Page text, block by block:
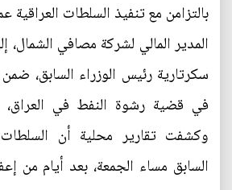
بالتزامن مع تنفيذ السلطات
المدير المالي لشركة مصافي
سكرتارية رئيس الوزراء السابق،
في قضية رشوة النفط في العراق،
وكشفت تقارير محلية أن
السابق مساء الجمعة، بعد أيام من